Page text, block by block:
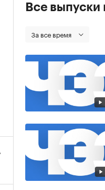
Все
За все время